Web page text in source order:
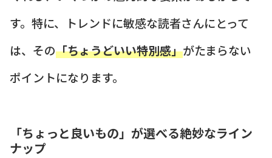
す。特に、トレンドに敏感な読者さんにとって
は、その「ちょうどいい特別感」がたまらない
ポイントになります。
「ちょっと良いもの」が選べる絶妙なライン
ナップ